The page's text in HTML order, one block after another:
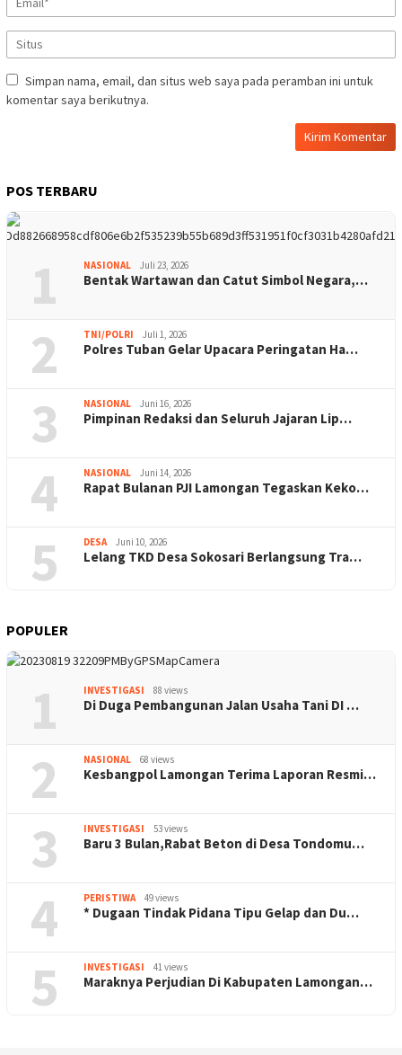
Simpan nama, email, dan situs web saya pada peramban ini untuk
komentar saya berikutnya.
POS TERBARU
1 NASIONAL Juli 23, 2026
Bentak Wartawan dan Catut Simbol Negara,…
2 TNI/POLRI Juli 1, 2026
Polres Tuban Gelar Upacara Peringatan Ha…
3 NASIONAL Juni 16, 2026
Pimpinan Redaksi dan Seluruh Jajaran Lip…
4 NASIONAL Juni 14, 2026
Rapat Bulanan PJI Lamongan Tegaskan Keko…
5 DESA Juni 10, 2026
Lelang TKD Desa Sokosari Berlangsung Tra…
POPULER
1 INVESTIGASI 88 views
Di Duga Pembangunan Jalan Usaha Tani DI …
2 NASIONAL 68 views
Kesbangpol Lamongan Terima Laporan Resmi…
3 INVESTIGASI 53 views
Baru 3 Bulan,Rabat Beton di Desa Tondomu…
4 PERISTIWA 49 views
* Dugaan Tindak Pidana Tipu Gelap dan Du…
5 INVESTIGASI 41 views
Maraknya Perjudian Di Kabupaten Lamongan…